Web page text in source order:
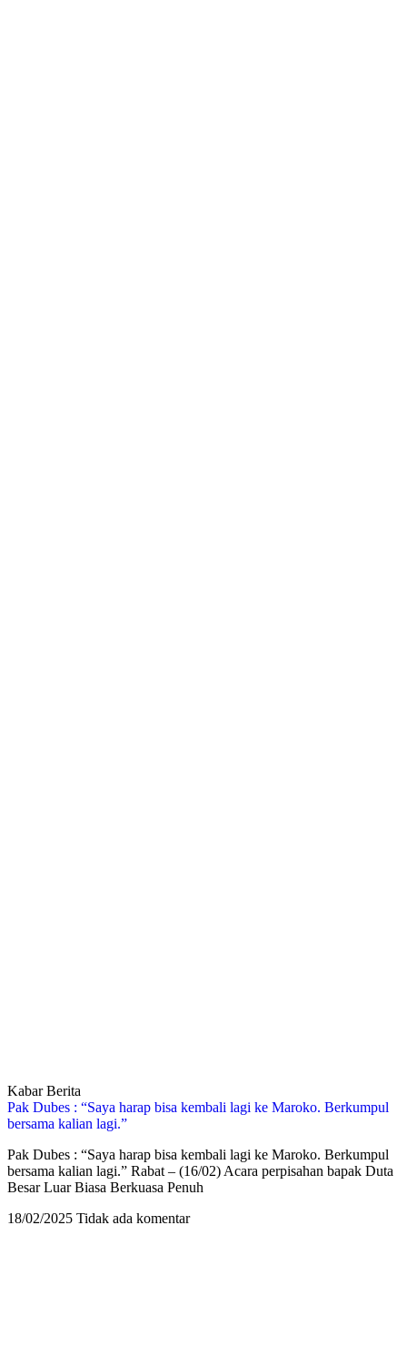
Kabar Berita
Pak Dubes : “Saya harap bisa kembali lagi ke Maroko. Berkumpul
bersama kalian lagi.”
Pak Dubes : “Saya harap bisa kembali lagi ke Maroko. Berkumpul
bersama kalian lagi.” Rabat – (16/02) Acara perpisahan bapak Duta
Besar Luar Biasa Berkuasa Penuh
18/02/2025 Tidak ada komentar